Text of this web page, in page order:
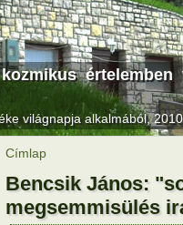
világnapja alkalmából,
Címlap
Bencsik János:
megsemmisülés